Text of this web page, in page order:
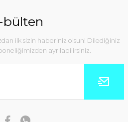
bülten
ilk sizin haberiniz olsun! Dilediğiniz
ayrılabilirsiniz.